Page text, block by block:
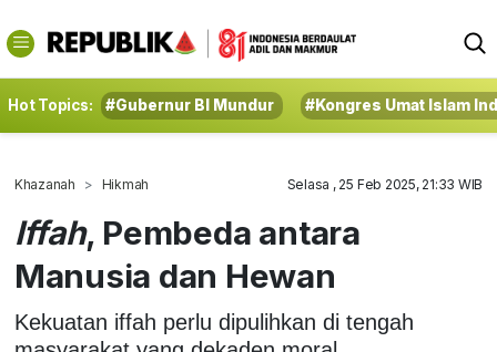
Hot Topics: #Gubernur BI Mundur #Kongres Umat Islam
Khazanah Hikmah Selasa , 25 Feb 2025, 21:33 WIB
Iffah, Pembeda antara
Manusia dan Hewan
Kekuatan iffah perlu dipulihkan di tengah